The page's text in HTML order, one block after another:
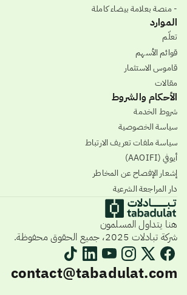
- منصة بعلامة بيضاء كاملة
الموارد
تعلّم
قوائم الأسهم
قاموس الاستثمار
مقالات
الأحكام والشروط
شروط الخدمة
سياسة الخصوصية
سياسة ملفات تعريف الارتباط
أيوفي (AAOIFI)
إشعار الإفصاح عن المخاطر
دار المراجعة الشرعية
هنا يتداول المسلمون
شركة تبادلات 2025، جميع الحقوق محفوظة.
contact@tabadulat.com